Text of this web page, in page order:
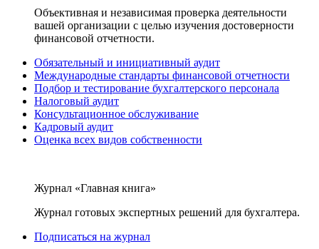
Объективная и независимая проверка деятельности
вашей организации с целью изучения достоверности
финансовой отчетности.
Обязательный и инициативный аудит
Международные стандарты финансовой отчетности
Подбор и тестирование бухгалтерского персонала
Налоговый аудит
Консультационное обслуживание
Кадровый аудит
Оценка всех видов собственности
Журнал «Главная книга»
Журнал готовых экспертных решений для бухгалтера.
Подписаться на журнал